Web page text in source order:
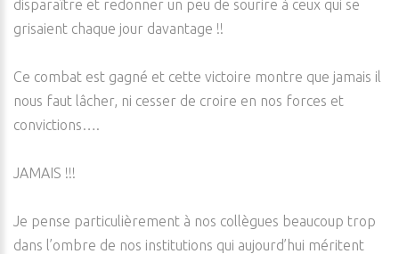
disparaître et redonner un peu de sourire à ceux qui se
grisaient chaque jour davantage !!
Ce combat est gagné et cette victoire montre que jamais il
nous faut lâcher, ni cesser de croire en nos forces et
convictions….
JAMAIS !!!
Je pense particulièrement à nos collègues beaucoup trop
dans l’ombre de nos institutions qui aujourd’hui méritent